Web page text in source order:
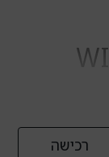
רכישה